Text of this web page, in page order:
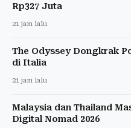
Rp327 Juta
21 jam lalu
The Odyssey Dongkrak
di Italia
21 jam lalu
Malaysia dan Thailand
Digital Nomad 2026